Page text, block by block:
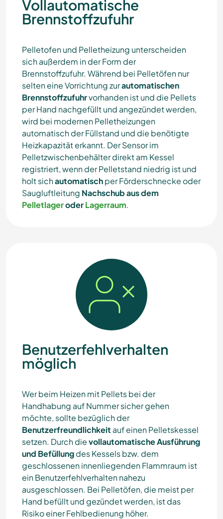
Vollautomatische
Brennstoffzufuhr
Pelletofen und Pelletheizung unterscheiden
sich außerdem in der Form der
Brennstoffzufuhr. Während bei Pelletöfen nur
selten eine Vorrichtung zurautomatischen
Brennstoffzufuhrvorhanden ist und die Pellets
per Hand nachgefüllt und angezündet werden,
wird bei modernen Pelletheizungen
automatisch der Füllstand und die benötigte
Heizkapazität erkannt. Der Sensor im
Pelletzwischenbehälter direkt am Kessel
registriert, wenn der Pelletstand niedrig ist und
holt sichautomatischper Förderschnecke oder
Saugluftleitung Nachschub aus dem
PelletlageroderLagerraum.
Benutzerfehlverhalten
möglich
Wer beim Heizen mit Pellets bei der
Handhabung auf Nummer sicher gehen
möchte, sollte bezüglich der
Benutzerfreundlichkeit auf einen Pelletskessel
setzen. Durch dievollautomatische Ausführung
und Befüllungdes Kessels bzw. dem
geschlossenen innenliegenden Flammraum ist
ein Benutzerfehlverhalten nahezu
ausgeschlossen. Bei Pelletöfen, die meist per
Hand befüllt und gezündet werden, ist das
Risiko einer Fehlbedienung höher.